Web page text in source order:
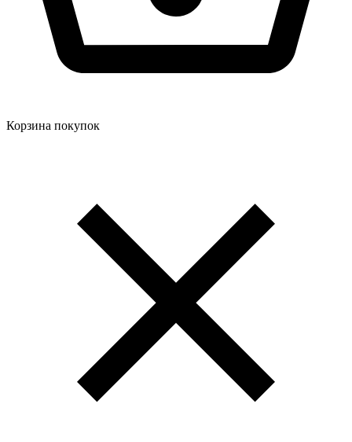
Корзина покупок